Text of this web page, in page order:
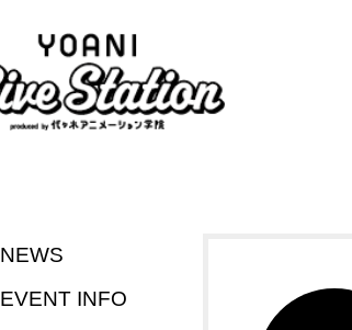
NEWS
EVENT INFO